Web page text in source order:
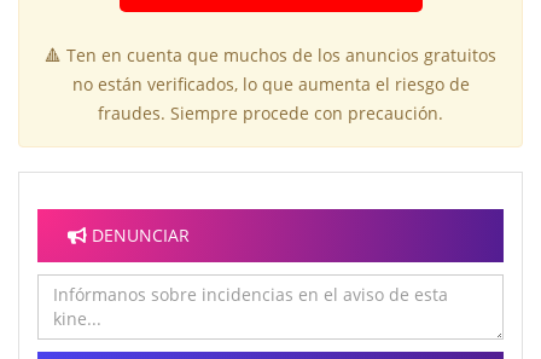
🔺 Ten en cuenta que muchos de los anuncios gratuitos
no están verificados, lo que aumenta el riesgo de
fraudes. Siempre procede con precaución.
DENUNCIAR